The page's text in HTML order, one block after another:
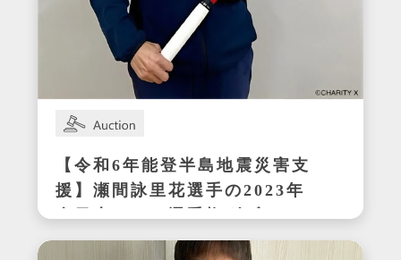
【令和6年能登半島地震災害支
援】瀬間詠里花選手の2023年
全日本テニス選手権ダブルス
優勝時サイン入りラケット